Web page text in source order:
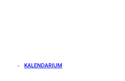
KALENDARIUM